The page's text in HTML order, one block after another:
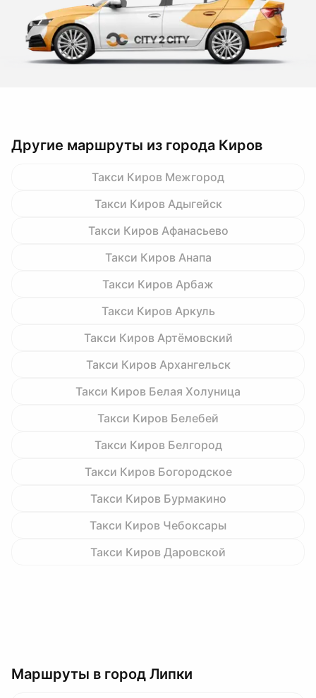
Другие маршруты из города Киров
Такси Киров Межгород
Такси Киров Адыгейск
Такси Киров Афанасьево
Такси Киров Анапа
Такси Киров Арбаж
Такси Киров Аркуль
Такси Киров Артёмовский
Такси Киров Архангельск
Такси Киров Белая Холуница
Такси Киров Белебей
Такси Киров Белгород
Такси Киров Богородское
Такси Киров Бурмакино
Такси Киров Чебоксары
Такси Киров Даровской
Маршруты в город Липки